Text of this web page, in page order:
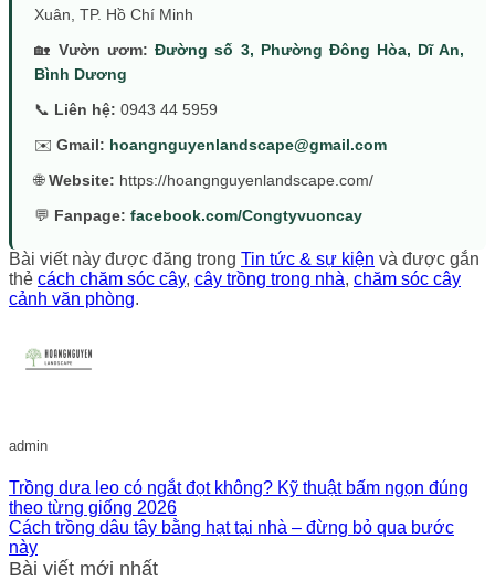
Xuân, TP. Hồ Chí Minh
🏡Vườn ươm: Đường số 3, Phường Đông Hòa, Dĩ An,
Bình Dương
📞 Liên hệ: 0943 44 5959
✉️ Gmail: hoangnguyenlandscape@gmail.com
🌐Website: https://hoangnguyenlandscape.com/
💬 Fanpage: facebook.com/Congtyvuoncay
Bài viết này được đăng trong Tin tức & sự kiện và được gắn
thẻ cách chăm sóc cây, cây trồng trong nhà, chăm sóc cây
cảnh văn phòng.
admin
Trồng dưa leo có ngắt đọt không? Kỹ thuật bấm ngọn đúng
theo từng giống 2026
Cách trồng dâu tây bằng hạt tại nhà – đừng bỏ qua bước
này
Bài viết mới nhất